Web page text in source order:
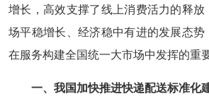
增长，高效支撑了线上消费活力的释
场平稳增长、经济稳中有进的发展态势
在服务构建全国统一大市场中发挥的重
一、我国加快推进快递配送标准化